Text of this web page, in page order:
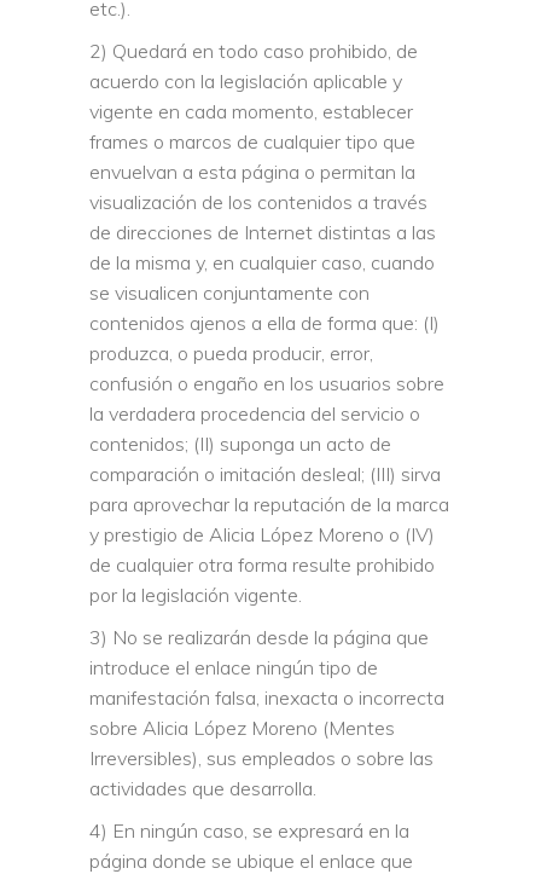
etc.).
2) Quedará en todo caso prohibido, de
acuerdo con la legislación aplicable y
vigente en cada momento, establecer
frames o marcos de cualquier tipo que
envuelvan a esta página o permitan la
visualización de los contenidos a través
de direcciones de Internet distintas a las
de la misma y, en cualquier caso, cuando
se visualicen conjuntamente con
contenidos ajenos a ella de forma que: (I)
produzca, o pueda producir, error,
confusión o engaño en los usuarios sobre
la verdadera procedencia del servicio o
contenidos; (II) suponga un acto de
comparación o imitación desleal; (III) sirva
para aprovechar la reputación de la marca
y prestigio de Alicia López Moreno o (IV)
de cualquier otra forma resulte prohibido
por la legislación vigente.
3) No se realizarán desde la página que
introduce el enlace ningún tipo de
manifestación falsa, inexacta o incorrecta
sobre Alicia López Moreno (Mentes
Irreversibles), sus empleados o sobre las
actividades que desarrolla.
4) En ningún caso, se expresará en la
página donde se ubique el enlace que